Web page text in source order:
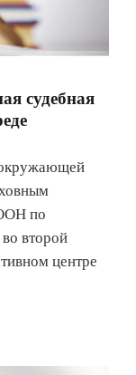
судебная
по
второй
центре